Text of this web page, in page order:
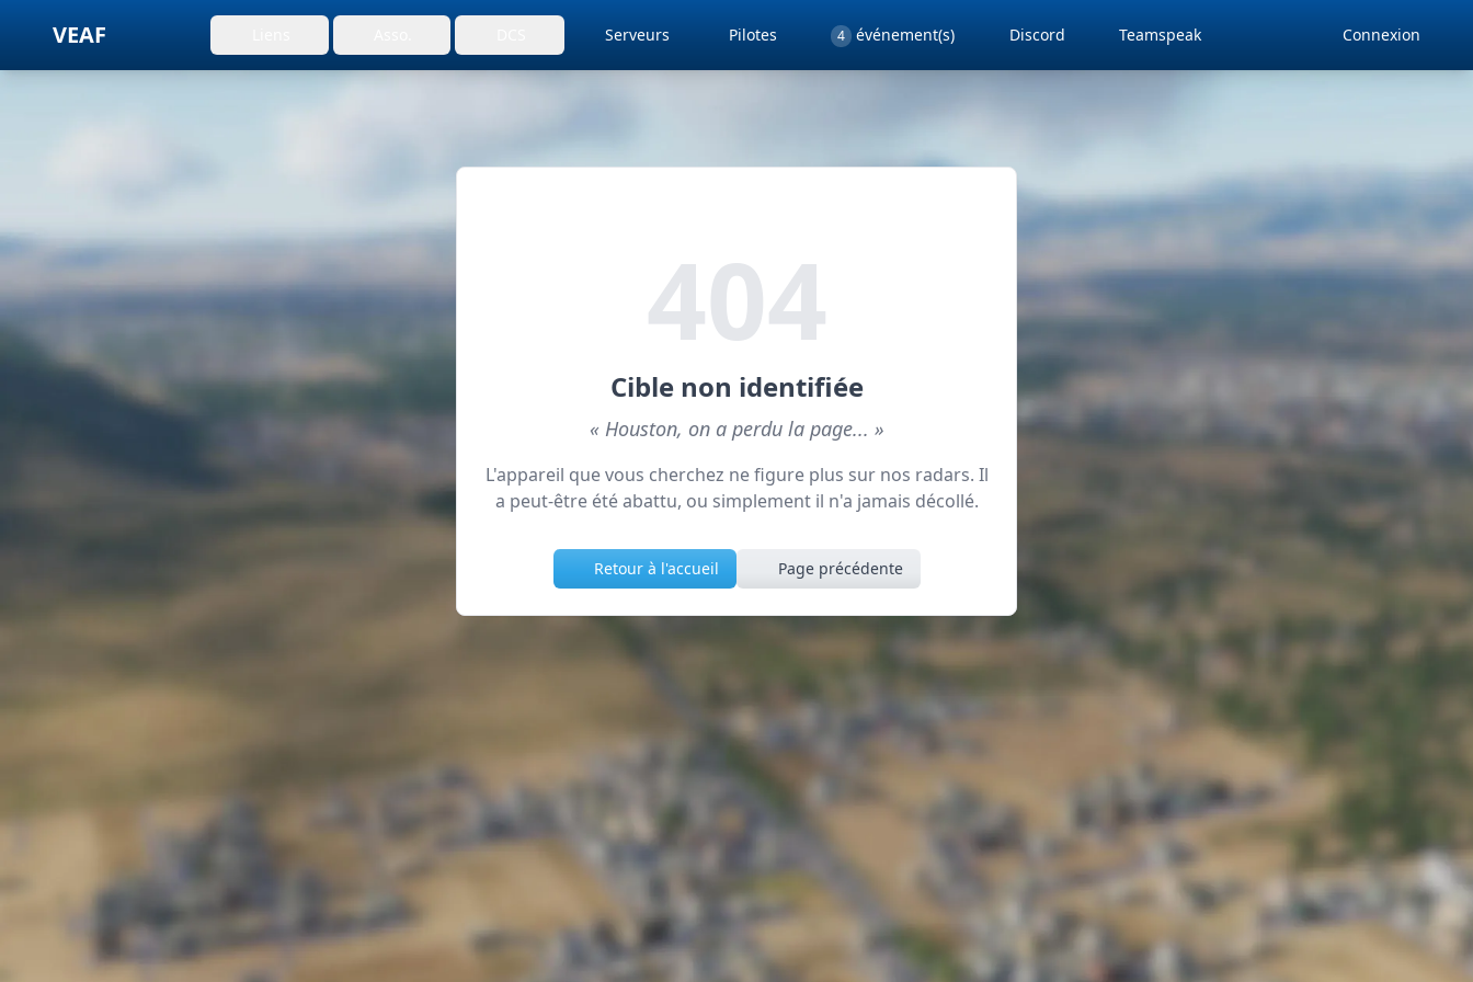
VEAF Serveurs Pilotes 4 événement(s) Discord Teamspeak Connexion
404
Cible non identifiée
« Houston, on a perdu la page... »
L'appareil que vous cherchez ne figure plus sur nos radars. Il
a peut-être été abattu, ou simplement il n'a jamais décollé.
Retour à l'accueil Page précédente